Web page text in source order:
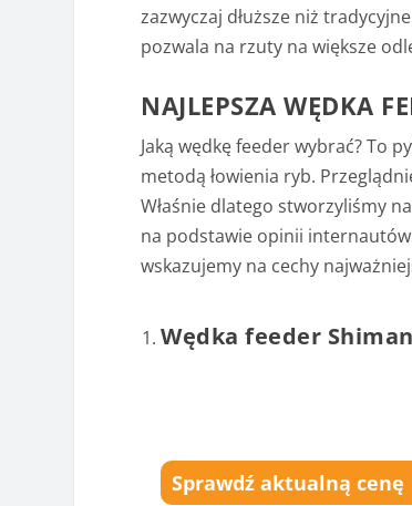
zazwyczaj dłuższe niż
pozwala na rzuty na większe
NAJLEPSZA WĘDKA
Jaką wędkę feeder wybrać? To
metodą łowienia ryb.
Właśnie dlatego stworzyliśmy
na podstawie opinii
wskazujemy na cechy
Wędka feeder
Sprawdź aktualną cenę